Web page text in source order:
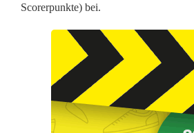
Scorerpunkte) bei.